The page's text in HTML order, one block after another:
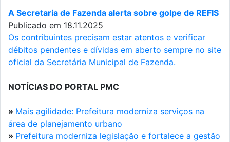
A Secretaria de Fazenda alerta sobre golpe de REFIS
Publicado em 18.11.2025
Os contribuintes precisam estar atentos e verificar
débitos pendentes e dívidas em aberto sempre no site
oficial da Secretária Municipal de Fazenda.
NOTÍCIAS DO PORTAL PMC
» Mais agilidade: Prefeitura moderniza serviços na
área de planejamento urbano
» Prefeitura moderniza legislação e fortalece a gestão